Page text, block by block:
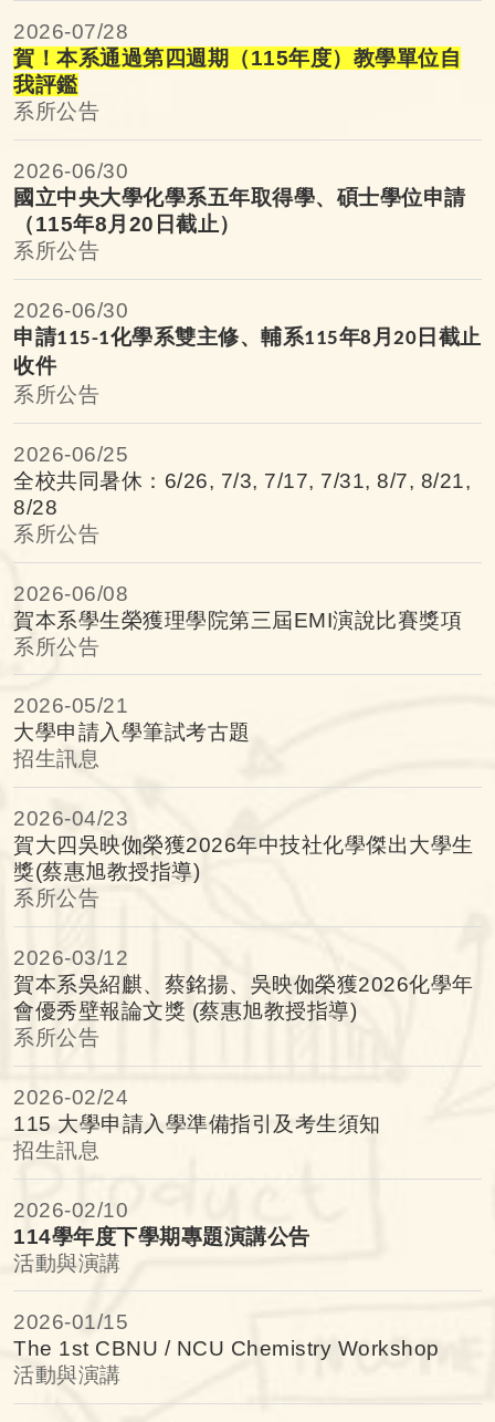
2026-07/28
賀！本系通過第四週期（115年度）教學單位自
我評鑑
系所公告
2026-06/30
國立中央大學化學系五年取得學、碩士學位申請
（115年8月 20 日截止）
系所公告
2026-06/30
申請115-1化學系雙主修、輔系115年8 月 20 日截止
收件
系所公告
2026-06/25
全校共同暑休：6/26, 7/3, 7/17, 7/31, 8/7, 8/21,
8/28
系所公告
2026-06/08
賀本系學生榮獲理學院第三屆EMI演說比賽獎項
系所公告
2026-05/21
大學申請入學筆試考古題
招生訊息
2026-04/23
賀大四吳映侞榮獲2026年中技社化學傑出大學生
獎(蔡惠旭教授指導)
系所公告
2026-03/12
賀本系吳紹麒、蔡銘揚、吳映侞榮獲2026化學年
會優秀壁報論文獎 (蔡惠旭教授指導)
系所公告
2026-02/24
115 大學申請入學準備指引及考生須知
招生訊息
2026-02/10
114學年度下學期專題演講公告
活動與演講
2026-01/15
The 1st CBNU / NCU Chemistry Workshop
活動與演講